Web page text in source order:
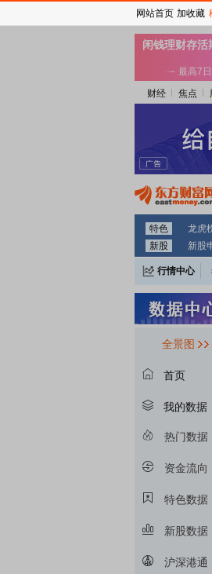
财经 焦点
特色 龙虎
新股
新股
行情中心
全景图
首页
我的数据
热门数据
资金流向
特色数据
新股数据
沪深港通
网站首页 加收藏